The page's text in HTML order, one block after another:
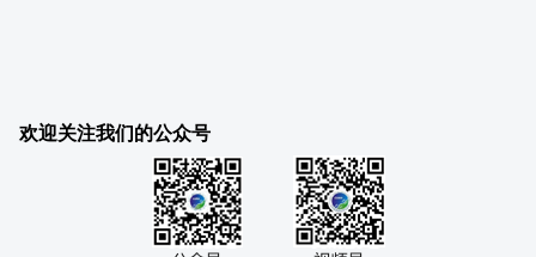
欢迎关注我们的公众号